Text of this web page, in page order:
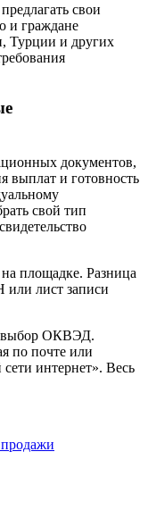
свои
и граждане
Турции и других
документов,
выплат и готовность
свой тип
площадке. Разница
или лист записи
выбор ОКВЭД.
по почте или
интернет». Весь
продажи